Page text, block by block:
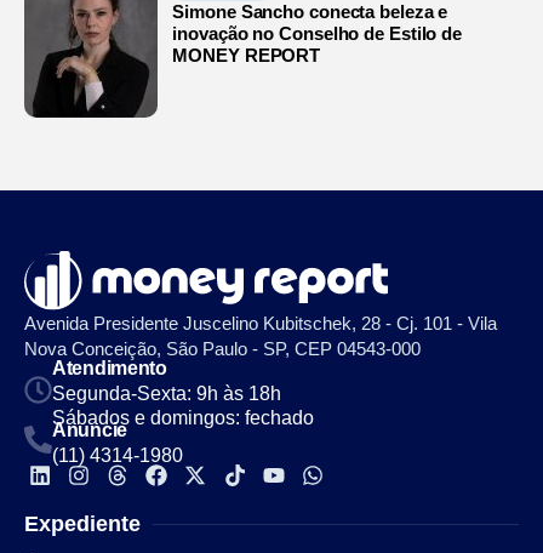
Simone Sancho conecta beleza e
inovação no Conselho de Estilo de
MONEY REPORT
Avenida Presidente Juscelino Kubitschek, 28 - Cj. 101 - Vila
Nova Conceição, São Paulo - SP, CEP 04543-000
Atendimento
Segunda-Sexta: 9h às 18h
Sábados e domingos: fechado
Anuncie
(11) 4314-1980
Expediente